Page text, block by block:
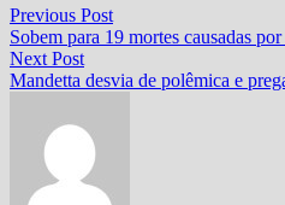
Navegação
de
Post
Previous PostPrevious
post:
Sobem para 19 mortes causadas
Next PostNext
post:
Mandetta desvia de polêmica e